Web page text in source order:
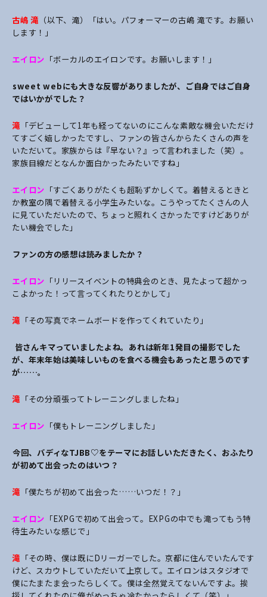
古嶋 滝 （以下、滝）「はい。パフォーマーの古嶋 滝です。お願い
します！」
エイロン 「ボーカルのエイロンです。お願いします！」
――sweet webにも大きな反響がありましたが、ご自身ではご自身
ではいかがでした？
滝 「デビューして1年も経ってないのにこんな素敵な機会いただけ
てすごく嬉しかったですし、ファンの皆さんからたくさんの声を
いただいて。家族からは『早ない？』って言われました（笑）。
家族目線だとなんか面白かったみたいですね」
エイロン 「すごくありがたくも超恥ずかしくて。着替えるときと
か教室の隅で着替える小学生みたいな。こうやってたくさんの人
に見ていただいたので、ちょっと照れくさかったですけどありが
たい機会でした」
――ファンの方の感想は読みましたか？
エイロン 「リリースイベントの特典会のとき、見たよって超かっ
こよかった！って言ってくれたりとかして」
滝 「その写真でネームボードを作ってくれていたり」
――皆さんキマっていましたよね。あれは新年1発目の撮影でした
が、年末年始は美味しいものを食べる機会もあったと思うのです
が……。
滝 「その分頑張ってトレーニングしましたね」
エイロン 「僕もトレーニングしました」
――今回、バディなTJBB♡をテーマにお話しいただきたく、おふたり
が初めて出会ったのはいつ？
滝 「僕たちが初めて出会った……いつだ！？」
エイロン 「EXPGで初めて出会って。EXPGの中でも滝ってもう特
待生みたいな感じで」
滝 「その時、僕は既にDリーガーでした。京都に住んでいたんです
けど、スカウトしていただいて上京して。エイロンはスタジオで
僕にたまたま会ったらしくて。僕は全然覚えてないんですよ。挨